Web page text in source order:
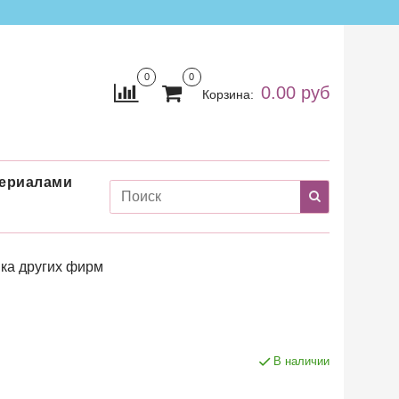
0 0
Корзина: 0.00 руб
других фирм
В наличии